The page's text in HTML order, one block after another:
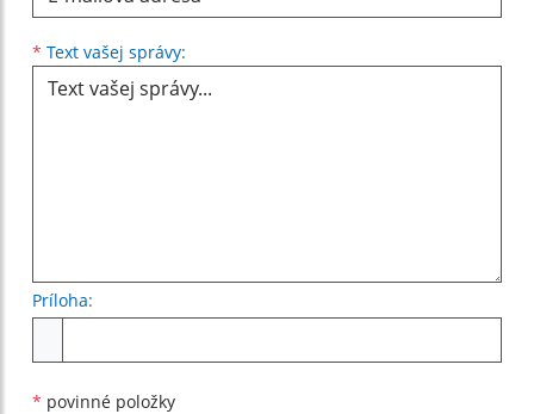
* Text vašej správy:
Príloha:
* povinné položky